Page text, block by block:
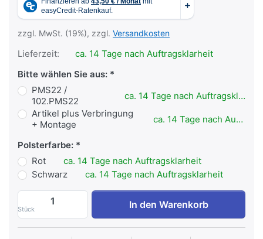
zzgl. MwSt. (19%), zzgl. Versandkosten
Lieferzeit:
ca. 14 Tage nach Auftragsklarheit
Bitte wählen Sie aus:
PMS22 /
102.PMS22
ca. 14 Tage nach Auftragsklarheit
Artikel plus Verbringung
+ Montage
ca. 14 Tage nach Auftragsklarheit
Polsterfarbe:
Rot
ca. 14 Tage nach Auftragsklarheit
Schwarz
ca. 14 Tage nach Auftragsklarheit
Stück
Kelton - Schulter-Maschine PMS22 zu
In den Warenkorb